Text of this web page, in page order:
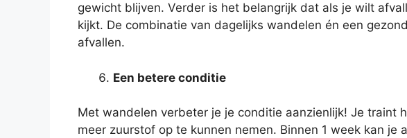
gewicht blijven. Verder is het belangrijk dat als je wilt
kijkt. De combinatie van dagelijks wandelen én een
afvallen.
Een betere conditie
Met wandelen verbeter je je conditie aanzienlijk! Je traint
meer zuurstof op te kunnen nemen. Binnen 1 week kan je